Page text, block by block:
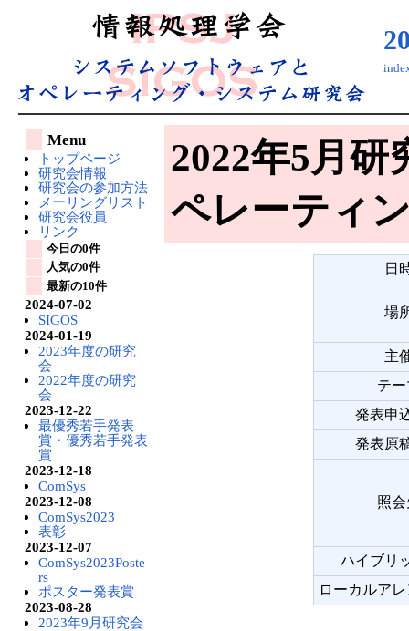
Menu
トップページ
研究会情報
研究会の参加方法
メーリングリスト
研究会役員
リンク
今日の0件
人気の0件
最新の10件
2024-07-02
SIGOS
2024-01-19
2023年度の研究
会
2022年度の研究
会
2023-12-22
最優秀若手発表
賞・優秀若手発表
賞
2023-12-18
ComSys
2023-12-08
ComSys2023
表彰
2023-12-07
ComSys2023Poste
rs
ポスター発表賞
2023-08-28
2023年9月研究会
2022年5月
ペレーティ
日
場
主
テ
発表申
発表原
照
ハイブリ
ローカルア